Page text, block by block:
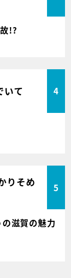
!?
いて 4
りそめ
5
滋賀の魅力